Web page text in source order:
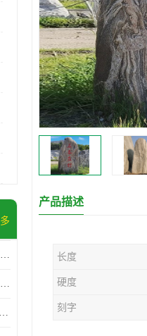
咸宁学校黄腊石_武汉黄蜡石基地
武汉公园太湖石设计_草坪景观石
神农架景观石供应商-20亩景观石基地-刻字石
产品描述
长度
硬度
刻字